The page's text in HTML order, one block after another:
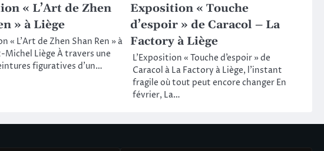
« L’Art de Zhen
» à Liège
« L’Art de Zhen Shan Ren » à
Michel Liège À travers une
figuratives d’un…
Exposition « Touche
d’espoir » de Caracol – La
Factory à Liège
L’Exposition « Touche d’espoir » de
Caracol à La Factory à Liège, l’instant
fragile où tout peut encore changer En
février, La…